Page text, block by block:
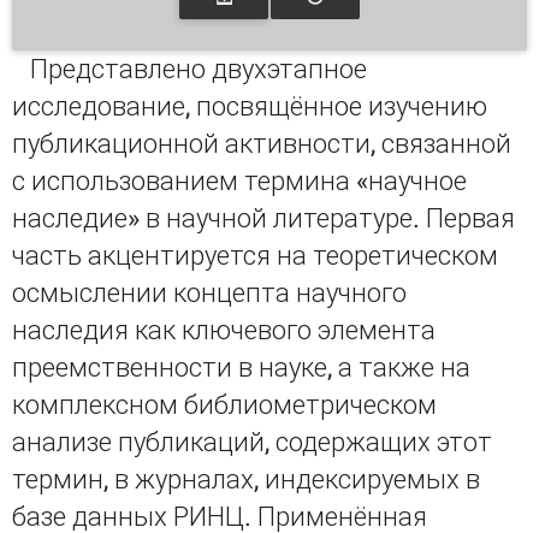
Представлено двухэтапное
исследование, посвящённое изучению
публикационной активности, связанной
с использованием термина «научное
наследие» в научной литературе. Первая
часть акцентируется на теоретическом
осмыслении концепта научного
наследия как ключевого элемента
преемственности в науке, а также на
комплексном библиометрическом
анализе публикаций, содержащих этот
термин, в журналах, индексируемых в
базе данных РИНЦ. Применённая